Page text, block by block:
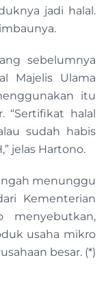
jadi halal.
sebelumnya
Majelis Ulama
itu
“Sertifikat halal
sudah habis
jelas Hartono.
menunggu
Kementerian
menyebutkan,
usaha mikro
besar. (*)